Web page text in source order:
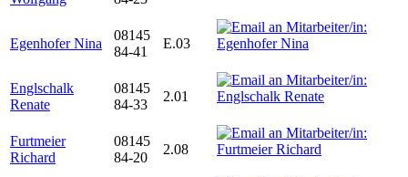
Egenhofer Nina
08145
84-41
E.03
Englschalk
Renate
08145
84-33
2.01
Furtmeier
Richard
08145
84-20
2.08